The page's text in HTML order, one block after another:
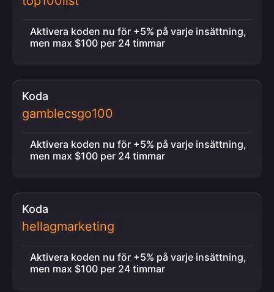
Aktivera koden nu för +5% på varje insättning,
men max $100 per 24 timmar
Koda
gamblecsgo100
Aktivera koden nu för +5% på varje insättning,
men max $100 per 24 timmar
Koda
hellagmarketing
Aktivera koden nu för +5% på varje insättning,
men max $100 per 24 timmar